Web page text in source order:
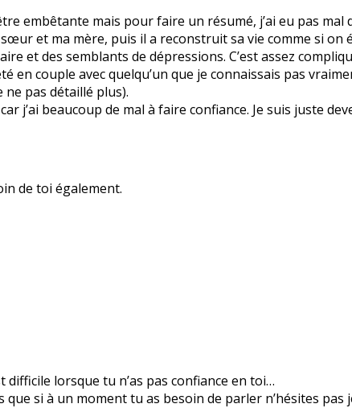
embêtante mais pour faire un résumé, j’ai eu pas mal
et ma mère, puis il a reconstruit sa vie comme si
et des semblants de dépressions. C’est assez
en couple avec quelqu’un que je connaissais pas
pas détaillé plus).
j’ai beaucoup de mal à faire confiance. Je suis juste
de toi également.
lorsque tu n’as pas confiance en toi…
si à un moment tu as besoin de parler n’hésites pas